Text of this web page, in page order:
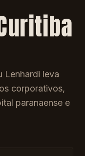
Lenhardi leva
corporativos,
paranaense e